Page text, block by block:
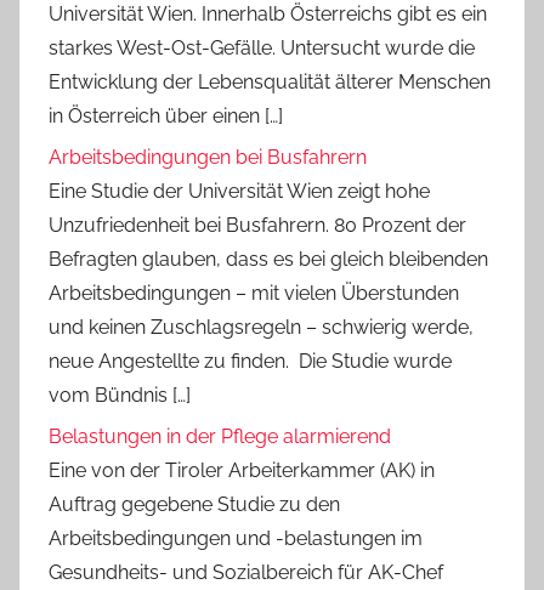
Universität Wien. Innerhalb Österreichs gibt es ein
starkes West-Ost-Gefälle. Untersucht wurde die
Entwicklung der Lebensqualität älterer Menschen
in Österreich über einen […]
Arbeitsbedingungen bei Busfahrern
Eine Studie der Universität Wien zeigt hohe
Unzufriedenheit bei Busfahrern. 80 Prozent der
Befragten glauben, dass es bei gleich bleibenden
Arbeitsbedingungen – mit vielen Überstunden
und keinen Zuschlagsregeln – schwierig werde,
neue Angestellte zu finden. Die Studie wurde
vom Bündnis […]
Belastungen in der Pflege alarmierend
Eine von der Tiroler Arbeiterkammer (AK) in
Auftrag gegebene Studie zu den
Arbeitsbedingungen und -belastungen im
Gesundheits- und Sozialbereich für AK-Chef